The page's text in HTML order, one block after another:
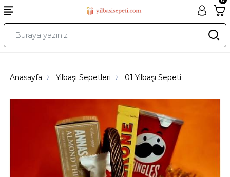
Anasayfa Yılbaşı Sepetleri 01 Yılbaşı Sepeti